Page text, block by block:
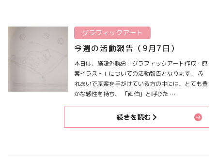
グラフィックアート
今週の活動報告（9月7日）
本日は、施設外就労「グラフィックアート作成・原
案イラスト」についての活動報告となります！ ふ
れあいで原案を手がけている方の中には、とても豊
かな感性を持ち、 「画伯」と呼びた …
続きを読む